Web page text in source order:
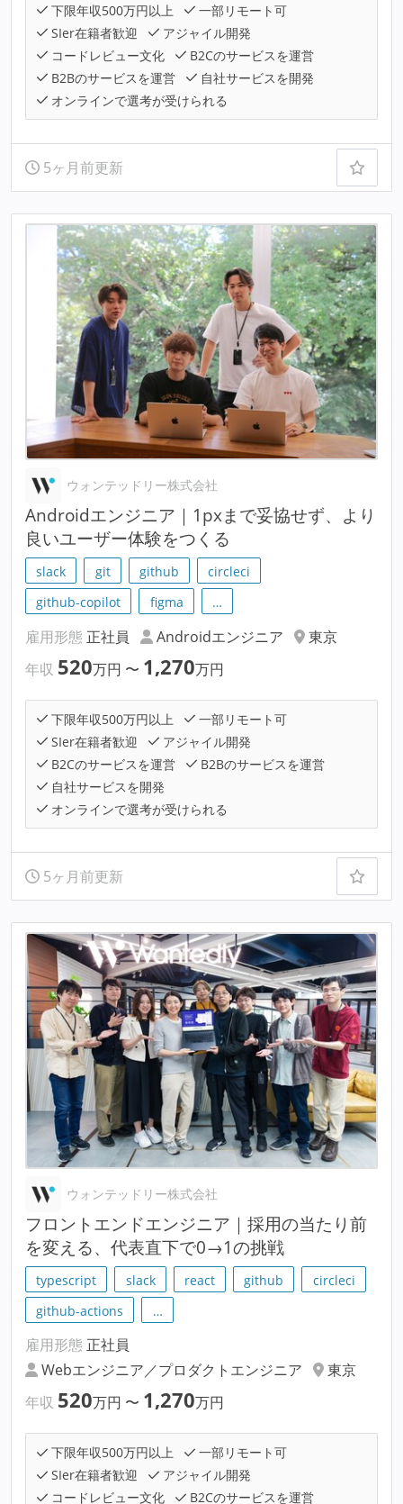
下限年収500万円以上
一部リモート可
SIer在籍者歓迎
アジャイル開発
コードレビュー文化
B2Cのサービスを運営
B2Bのサービスを運営
自社サービスを開発
オンラインで選考が受けられる
5ヶ月前更新
ウォンテッドリー株式会社
Androidエンジニア｜1pxまで妥協せず、より
良いユーザー体験をつくる
slack git github
circleci
github-copilot
figma …
雇用形態 正社員 Androidエンジニア
東京
年収 520万円 〜 1,270万円
下限年収500万円以上
一部リモート可
SIer在籍者歓迎
アジャイル開発
B2Cのサービスを運営
B2Bのサービスを運営
自社サービスを開発
オンラインで選考が受けられる
5ヶ月前更新
ウォンテッドリー株式会社
フロントエンドエンジニア｜採用の当たり前
を変える、代表直下で0→1の挑戦
typescript slack react github
circleci
github-actions
…
雇用形態 正社員
Webエンジニア／プロダクトエンジニア
東京
年収 520万円 〜 1,270万円
下限年収500万円以上
一部リモート可
SIer在籍者歓迎
アジャイル開発
コードレビュー文化
B2Cのサービスを運営